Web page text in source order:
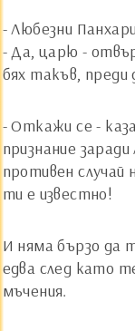
- Любезни
- Да, царю -
бях такъв, преди
- Откажи се -
признание
противен
ти е известно!
И няма бързо да
едва след като
мъчения.